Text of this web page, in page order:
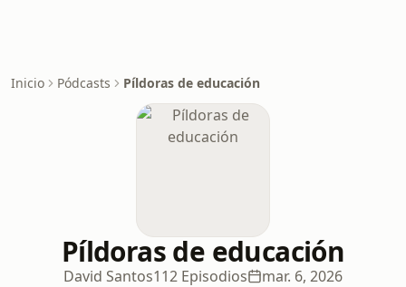
Inicio Pódcasts Píldoras de educación
Píldoras de educación
David Santos112 Episodios mar. 6, 2026